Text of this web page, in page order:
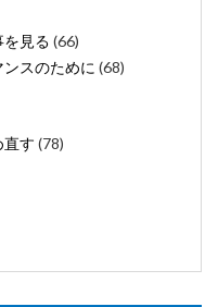
見る (66)
スのために (68)
す (78)